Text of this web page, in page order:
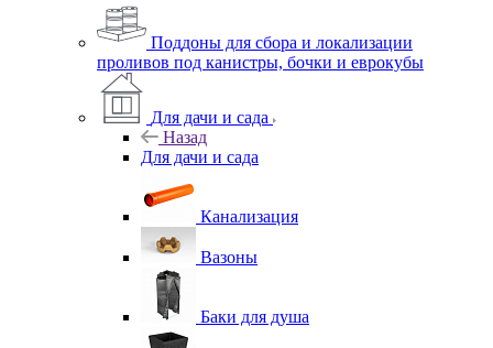
Поддоны для сбора и локализации
проливов под канистры, бочки и еврокубы
Для дачи и сада
Назад
Для дачи и сада
Канализация
Вазоны
Баки для душа